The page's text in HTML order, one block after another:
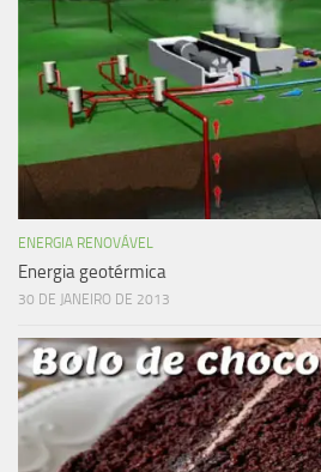
ENERGIA RENOVÁVEL
Energia geotérmica
30 DE JANEIRO DE 2013